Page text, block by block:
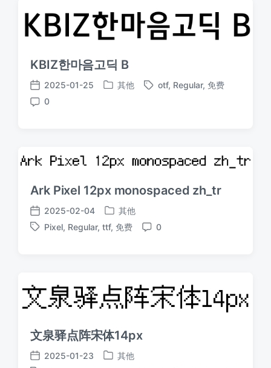
KBIZ한마음고딕 B
发
布
2025-01-25
发
其他
标
otf, Regular, 免费
评
0
Ark Pixel 12px monospaced zh_tr
发
布
2025-02-04
发
布
其他
标
Pixel, Regular, ttf, 免费
评
0
文泉驿点阵宋体14px
发
2025-01-23
发
其他